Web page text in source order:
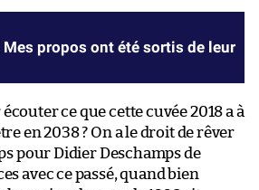
Mes propos ont été sortis de leur
ce que cette cuvée 2018 a à
en 2038 ? On a le droit de rêver
pour Didier Deschamps de
avec ce passé, quand bien